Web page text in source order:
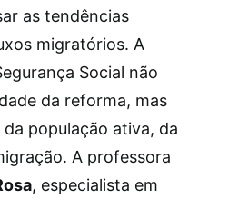
as tendências
migratórios. A
Social não
da reforma, mas
população ativa, da
A professora
, especialista em